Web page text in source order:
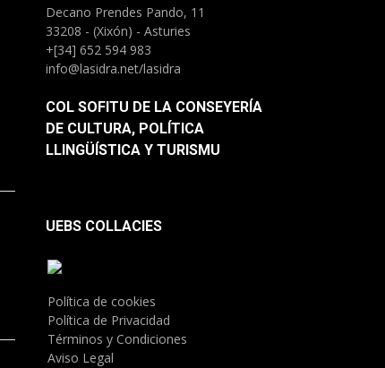
Decano Prendes Pando, 11
33208 - (Xixón) - Asturies
+[34] 652 594 983
info@lasidra.net/lasidra
COL SOFITU DE LA CONSEYERÍA
DE CULTURA, POLÍTICA
LLINGÜÍSTICA Y TURISMU
UEBS COLLACIES
Política de cookies
Política de Privacidad
Términos y Condiciones
Aviso Legal